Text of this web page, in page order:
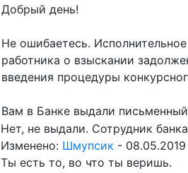
Добрый день!
Не ошибаетесь.
работника о взыскании
введения процедуры
Вам в Банке выдали
Нет, не выдали. Сотрудник
Изменено: Шмупсик -
Ты есть то, во что ты веришь.